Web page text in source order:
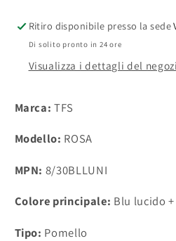
NICHELATO
OPACO
in
NICHELATO
OPACO
in
Ritiro disponibile presso la sede
Di solito pronto in 24 ore
Visualizza i dettagli del
Marca: TFS
Modello: ROSA
MPN: 8/30BLLUNI
Colore principale: Blu lucido
Tipo: Pomello